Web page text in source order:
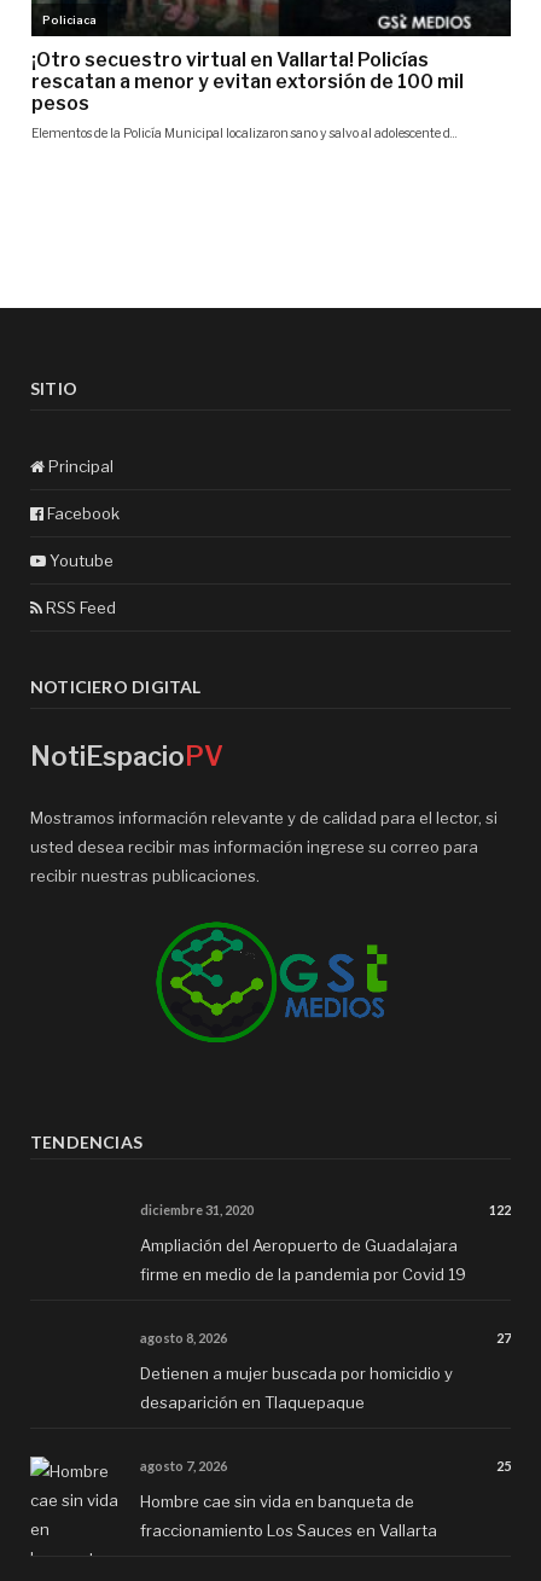
SITIO
Principal
Facebook
Youtube
RSS Feed
NOTICIERO DIGITAL
NotiEspacioPV
Mostramos información relevante y de calidad para el lector, si
usted desea recibir mas información ingrese su correo para
recibir nuestras publicaciones.
TENDENCIAS
diciembre 31, 2020 122
Ampliación del Aeropuerto de Guadalajara
firme en medio de la pandemia por Covid 19
agosto 8, 2026 27
Detienen a mujer buscada por homicidio y
desaparición en Tlaquepaque
agosto 7, 2026 25
Hombre cae sin vida en banqueta de
fraccionamiento Los Sauces en Vallarta